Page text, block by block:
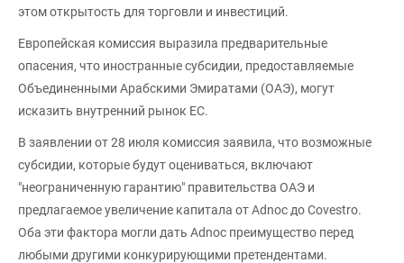
этом открытость для торговли и инвестиций.
Европейская комиссия выразила предварительные
опасения, что иностранные субсидии, предоставляемые
Объединенными Арабскими Эмиратами (ОАЭ), могут
исказить внутренний рынок ЕС.
В заявлении от 28 июля комиссия заявила, что возможные
субсидии, которые будут оцениваться, включают
"неограниченную гарантию" правительства ОАЭ и
предлагаемое увеличение капитала от Adnoc до Covestro.
Оба эти фактора могли дать Adnoc преимущество перед
любыми другими конкурирующими претендентами.